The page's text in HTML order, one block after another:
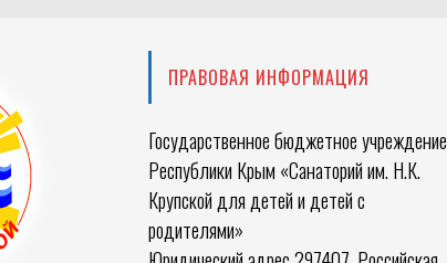
ПРАВОВАЯ ИНФОРМАЦИЯ
Государственное бюджетное учреждение
Республики Крым «Санаторий им. Н.К.
Крупской для детей и детей с
родителями»